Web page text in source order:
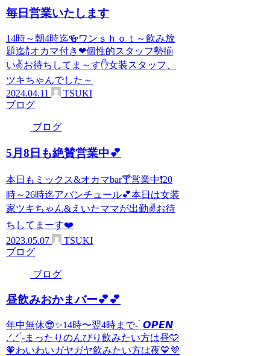
毎日営業いたします
14時～朝4時迄🍻ワンｓｈｏｔ～飲み放
題迄🍾オカマ付き❤個性的スタッフ勢揃
い✌お待ちしてま～す✋女装スタッフ、
ツキちゃんでした～
2024.04.11
TSUKI
ブログ
ブログ
5月8日も絶賛営業中💕
本日もミックス&オカマbar🍸️営業中❗20
時～26時迄アバンチュール💕本日は女装
家ツキちゃん&えいたママが出勤✌️お待
ちしてまーす❤️
2023.05.07
TSUKI
ブログ
ブログ
昼飲みおかまバー︎💕︎︎💕︎
年中無休😎✨14時〜翌4時まで- ̗̀ 𝙊𝙋𝙀𝙉
.ᐟ‪.ᐟ‪ ̖́-‬まったりのんびり飲みたい方は昼🩵
🧡わいわいガヤガヤ飲みたい方は夜💙💜